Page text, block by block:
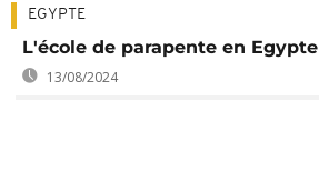
EGYPTE
L'école de parapente en Egypte
13/08/2024